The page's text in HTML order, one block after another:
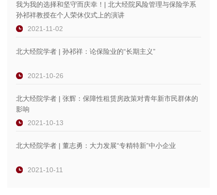
我为我的选择和坚守而庆幸！| 北大经院风险管理与保险学系
孙祁祥教授在个人荣休仪式上的演讲
2021-11-02
北大经院学者 | 孙祁祥：论保险业的“长期主义”
2021-10-26
北大经院学者 | 张辉：保障性租赁房政策对青年新市民群体的
影响
2021-10-13
北大经院学者 | 董志勇：大力发展“专精特新”中小企业
2021-10-11